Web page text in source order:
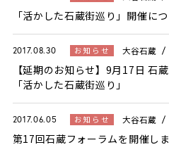
「活かした石蔵街巡り」開催に
2017.08.30 お知らせ 大谷石蔵
【延期のお知らせ】9月17日 石
「活かした石蔵街巡り」
2017.06.05 お知らせ 大谷石蔵
第17回石蔵フォーラムを開催しま